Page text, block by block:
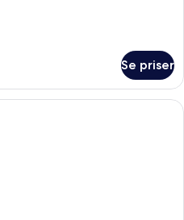
Se priser
En kompakt opholdsstue med et